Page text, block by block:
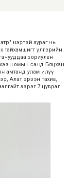
нэртэй зураг нь
гайхамшигт үлгэрийн
зориулан
номын санд Бяцхан
амтанд улам илүү
Алаг эрээн тахиа,
зэрэг 7 цуврал